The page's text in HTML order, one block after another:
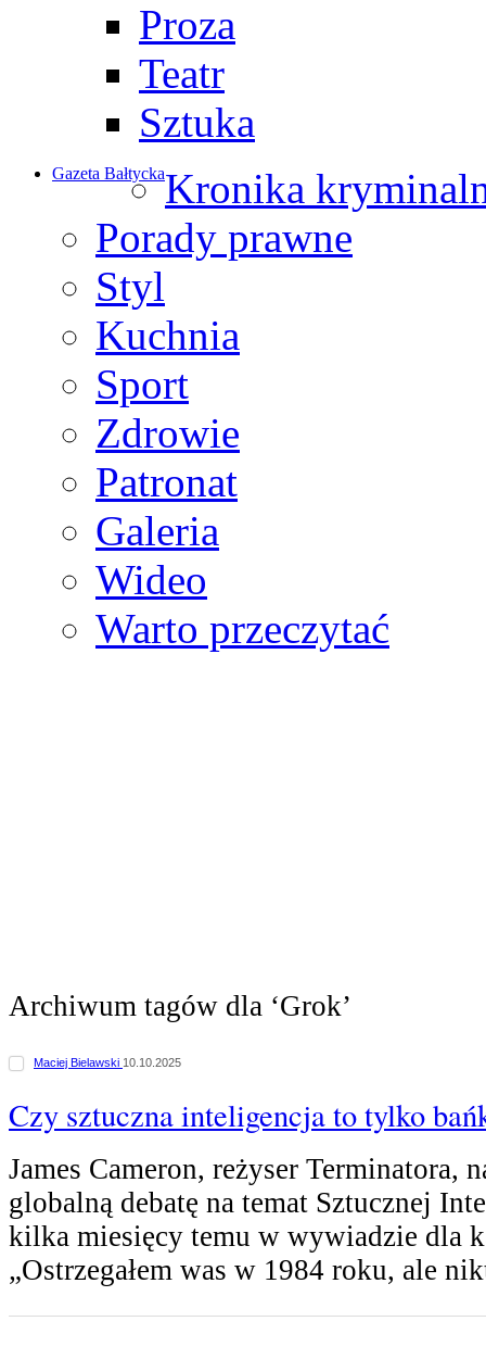
Proza
Teatr
Sztuka
Gazeta BałtyckaKronika
Porady prawne
Styl
Kuchnia
Sport
Zdrowie
Patronat
Galeria
Wideo
Warto przeczytać
Archiwum tagów dla ‘Grok’
Maciej Bielawski 10.10.2025
Czy sztuczna inteligencja to tylko
James Cameron, reżyser Terminatora,
globalną debatę na temat Sztucznej
kilka miesięcy temu w wywiadzie dla
„Ostrzegałem was w 1984 roku, ale